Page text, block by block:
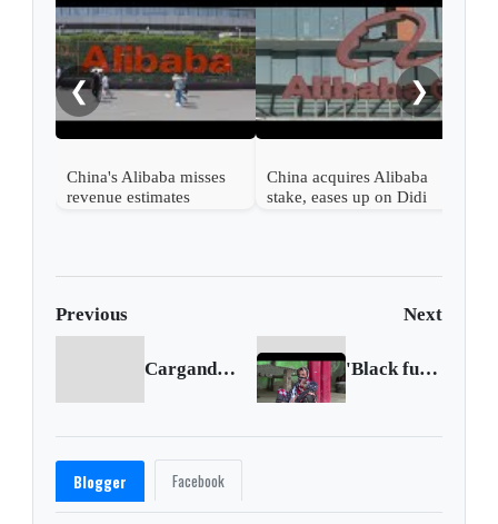
❮
China's Alibaba misses
revenue estimates
China acquires Alibaba
stake, eases up on Didi
❯
Previous Next
Cargando anterior... 'Black fungus' complication adds to India's woes
Blogger Facebook